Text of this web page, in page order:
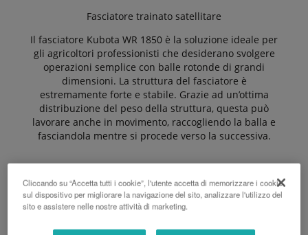
Fasciatore trainato satellitare
Il fasciatore Kubota WR 1850 è la soluzione ideale per
gli agricoltori professionisti che desiderano svolgere
operazioni semplice con balle rotonde di grandi
dimensioni. La struttura del fasciatore è
estremamente forte e stabile. Grazie ad un’ottima
distribuzione del peso della struttura, questa può
lavorare anche in movimento, raccogliendo la balla e
fasciandola mentre si procede verso la successiva.
I vantaggi:
Cliccando su “Accetta tutti i cookie”, l'utente accetta di memorizzare i cookie
sul dispositivo per migliorare la navigazione del sito, analizzare l'utilizzo del
sito e assistere nelle nostre attività di marketing.